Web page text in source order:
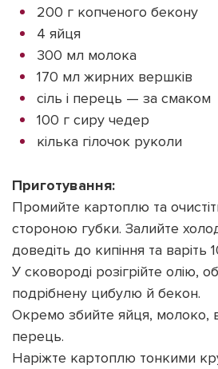
200 г копченого бекону
4 яйця
300 мл молока
170 мл жирних вершків
сіль і перець — за смаком
100 г сиру чедер
кілька гілочок руколи
Приготування:
Промийте картоплю та
стороною губки. Залийте
доведіть до кипіння та варіть
У сковороді розігрійте олію,
подрібнену цибулю й бекон.
Окремо збийте яйця, молоко,
перець.
Наріжте картоплю тонкими